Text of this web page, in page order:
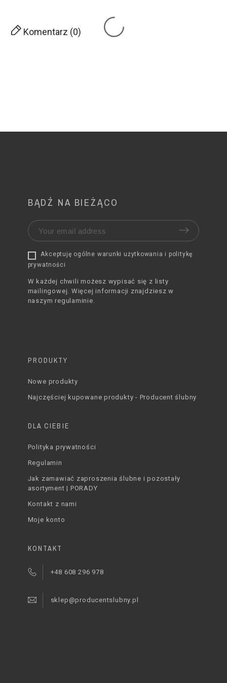
Komentarz (0)
BĄDŹ NA BIEŻĄCO
Akceptuję ogólne warunki użytkowania i politykę
prywatności
W każdej chwili możesz wypisać się z listy
mailingowej. Więcej informacji znajdziesz w
naszym regulaminie.
PRODUKTY
Nowe produkty
Najczęściej kupowane produkty - Producent ślubny
DLA CIEBIE
Polityka prywatności
Regulamin
Jak zamawiać zaproszenia ślubne i pozostały
asortyment | PORADY
Kontakt z nami
Moje konto
KONTAKT
+48 608 296 978
sklep@producentslubny.pl